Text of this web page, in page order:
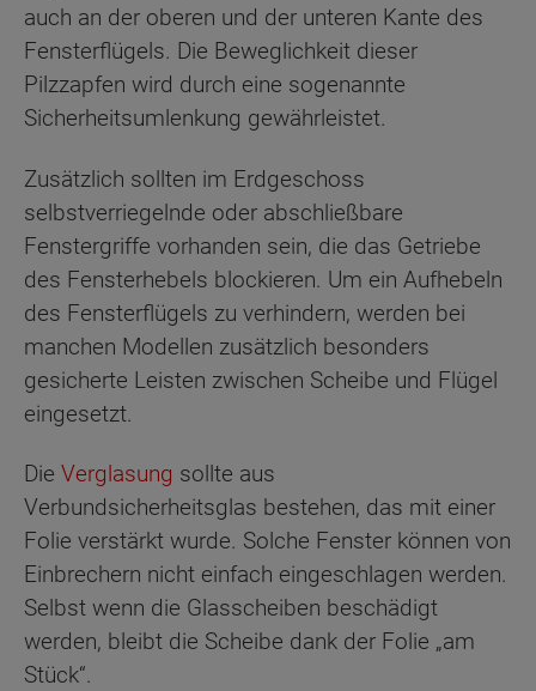
auch an der oberen und der unteren Kante des
Fensterflügels. Die Beweglichkeit dieser
Pilzzapfen wird durch eine sogenannte
Sicherheitsumlenkung gewährleistet.
Zusätzlich sollten im Erdgeschoss
selbstverriegelnde oder abschließbare
Fenstergriffe vorhanden sein, die das Getriebe
des Fensterhebels blockieren. Um ein Aufhebeln
des Fensterflügels zu verhindern, werden bei
manchen Modellen zusätzlich besonders
gesicherte Leisten zwischen Scheibe und Flügel
eingesetzt.
Die Verglasung sollte aus
Verbundsicherheitsglas bestehen, das mit einer
Folie verstärkt wurde. Solche Fenster können von
Einbrechern nicht einfach eingeschlagen werden.
Selbst wenn die Glasscheiben beschädigt
werden, bleibt die Scheibe dank der Folie „am
Stück“.